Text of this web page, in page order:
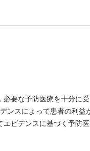
要な予防医療を十分に
ンスによって患者の利
ビデンスに基づく予防